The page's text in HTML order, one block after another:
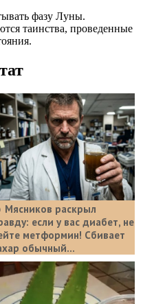
фазу Луны.
таинства, проведенные
Мясников раскрыл
если у вас диабет, не
метформин! Сбивает
обычный...